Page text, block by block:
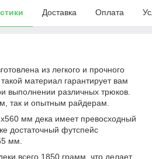
Доставка Оплата
из легкого и прочного
материал гарантирует вам
выполнении различных трюков.
так и опытным райдерам.
мм дека имеет превосходный
достаточный футспейс
мм.
всего 1850 грамм, что делает